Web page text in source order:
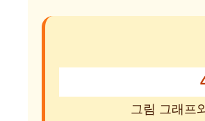
그림 그래프